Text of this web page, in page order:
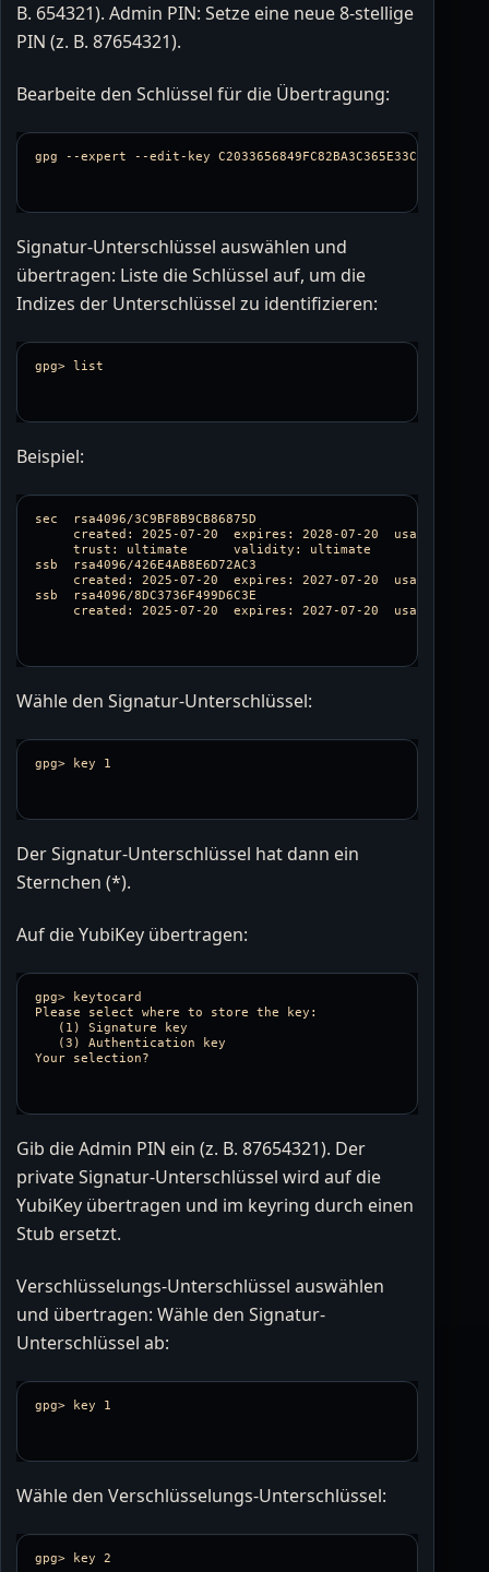
B. 654321). Admin PIN: Setze eine neue 8-stellige
PIN (z. B. 87654321).
Bearbeite den Schlüssel für die Übertragung:
gpg --expert --edit-key
Signatur-Unterschlüssel auswählen und
übertragen: Liste die Schlüssel auf, um die
Indizes der Unterschlüssel zu identifizieren:
Beispiel:
sec  rsa4096/3C9BF8B9CB86875D
     created: 2025-07-20  expires: 2028-07-20  usage: C
     trust: ultimate      validity: ultimate
ssb  rsa4096/426E4AB8E6D72AC3
     created: 2025-07-20  expires: 2027-07-20  usage: S
ssb  rsa4096/8DC3736F499D6C3E
Wähle den Signatur-Unterschlüssel:
Der Signatur-Unterschlüssel hat dann ein
Sternchen (*).
Auf die YubiKey übertragen:
gpg> keytocard
Please select where to store the key:
   (1) Signature key
   (3) Authentication key
Gib die Admin PIN ein (z. B. 87654321). Der
private Signatur-Unterschlüssel wird auf die
YubiKey übertragen und im keyring durch einen
Stub ersetzt.
Verschlüsselungs-Unterschlüssel auswählen
und übertragen: Wähle den Signatur-
Unterschlüssel ab:
Wähle den Verschlüsselungs-Unterschlüssel: